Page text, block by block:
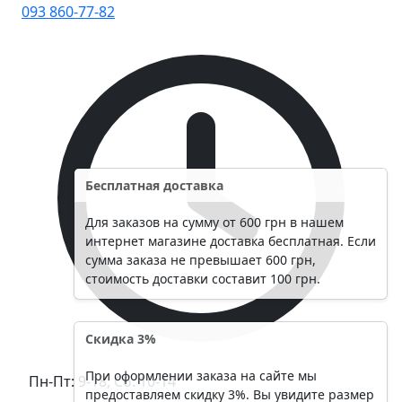
093 860-77-82
Пн-Пт: 9-18, Сб: 10-14
Бесплатная доставка
Для заказов на сумму от 600 грн в нашем
интернет магазине доставка бесплатная. Если
сумма заказа не превышает 600 грн,
стоимость доставки составит 100 грн.
Скидка 3%
При оформлении заказа на сайте мы
предоставляем скидку 3%. Вы увидите размер